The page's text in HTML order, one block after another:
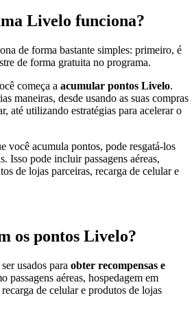
Livelo funciona?
de forma bastante simples: primeiro, é
de forma gratuita no programa.
começa a acumular pontos Livelo.
maneiras, desde usando as suas compras
até utilizando estratégias para acelerar o
você acumula pontos, pode resgatá-los
Isso pode incluir passagens aéreas,
de lojas parceiras, recarga de celular e
os pontos Livelo?
usados para obter recompensas e
passagens aéreas, hospedagem em
de celular e produtos de lojas